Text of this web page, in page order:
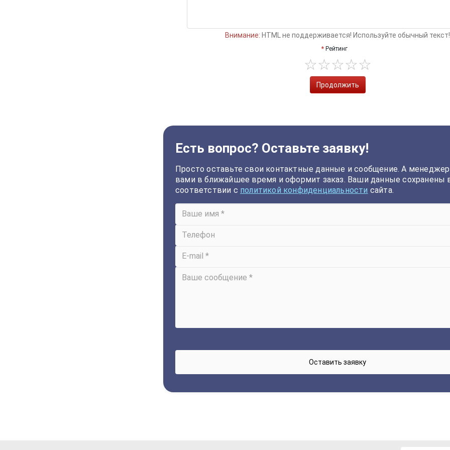
Внимание: HTML не поддерживается! Используйте обычный текст!
Рейтинг
Продолжить
Есть вопрос? Оставьте заявку!
Просто оставьте свои контактные данные и сообщение. А
вами в ближайшее время и оформит заказ. Ваши данные сохранены
соответствии с политикой конфиденциальности сайта.